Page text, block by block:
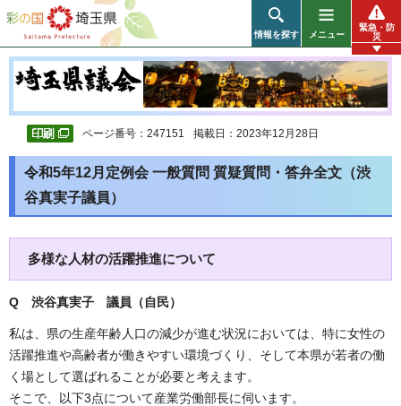
彩の国 埼玉県
情報を探す メニュー
緊急・防
災
ページ番号：247151 掲載日：2023年12月28日
令和5年12月定例会 一般質問 質疑質問・答弁全文（渋
谷真実子議員）
多様な人材の活躍推進について
Q 渋谷真実子 議員（自民）
私は、県の生産年齢人口の減少が進む状況においては、特に女性の
活躍推進や高齢者が働きやすい環境づくり、そして本県が若者の働
く場として選ばれることが必要と考えます。
そこで、以下3点について産業労働部長に伺います。